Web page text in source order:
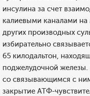
инсулина за счет
калиевыми каналами на
других производных
избирательно
65 килодальтон,
поджелудочной
со связывающимся с
закрытие АТФ-